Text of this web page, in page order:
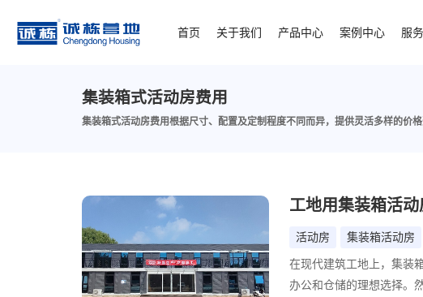
首页 关于我们 产品中心 案例中心 服
集装箱式活动房费用
集装箱式活动房费用根据尺寸、配置及定制程度不同而异，提供灵活多样的价格
工地用集装箱活
活动房 集装箱活动房
在现代建筑工地上，集装
办公和仓储的理想选择。